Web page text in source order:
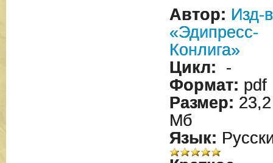
Автор: Изд-
«Эдипресс-
Конлига»
Цикл: -
Формат: pdf
Размер: 23,2
Мб
Язык: